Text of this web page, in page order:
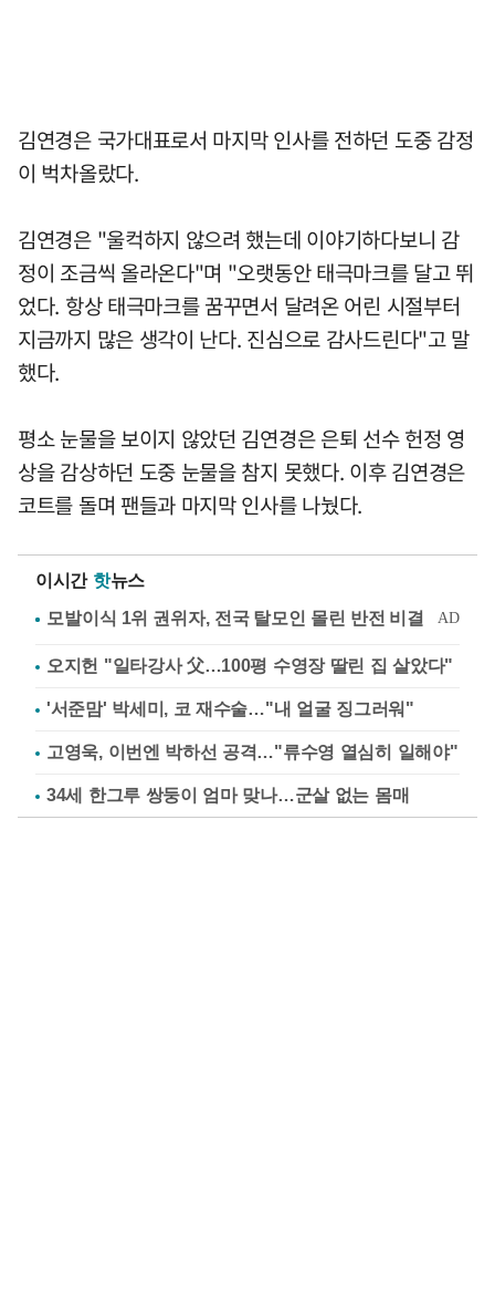
김연경은 국가대표로서 마지막 인사를 전하던 도중 감정
이 벅차올랐다.
김연경은 "울컥하지 않으려 했는데 이야기하다보니 감
정이 조금씩 올라온다"며 "오랫동안 태극마크를 달고 뛰
었다. 항상 태극마크를 꿈꾸면서 달려온 어린 시절부터
지금까지 많은 생각이 난다. 진심으로 감사드린다"고 말
했다.
평소 눈물을 보이지 않았던 김연경은 은퇴 선수 헌정 영
상을 감상하던 도중 눈물을 참지 못했다. 이후 김연경은
코트를 돌며 팬들과 마지막 인사를 나눴다.
이시간 핫뉴스
오지헌 "일타강사 父…100평 수영장 딸린 집 살았다"
'서준맘' 박세미, 코 재수술…"내 얼굴 징그러워"
고영욱, 이번엔 박하선 공격…"류수영 열심히 일해야"
34세 한그루 쌍둥이 엄마 맞나…군살 없는 몸매